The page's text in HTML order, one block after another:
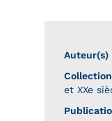
Auteur(s)
et XXe